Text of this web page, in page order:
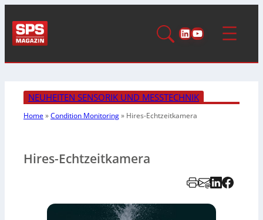
LinkedIn
YouTube
NEUHEITEN SENSORIK UND MESSTECHNIK
Home»Condition Monitoring» Hires-Echtzeitkamera
Hires-Echtzeitkamera